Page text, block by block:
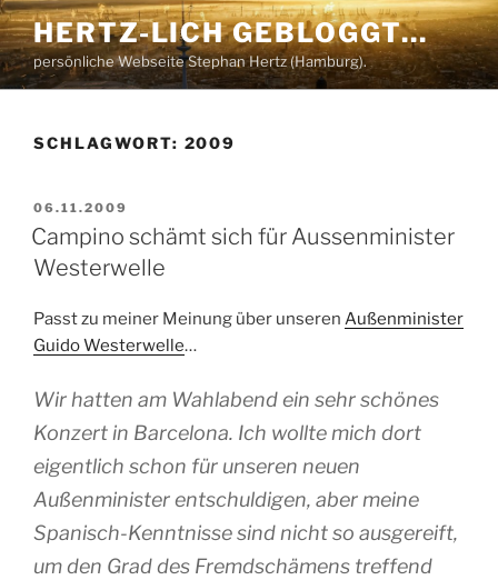
Zum
Inhalt
springen
HERTZ-LICH GEBLOGGT…
persönliche Webseite Stephan Hertz (Hamburg).
SCHLAGWORT: 2009
VERÖFFENTLICHT
AM
06.11.2009
Campino schämt sich für Aussenminister
Westerwelle
Passt zu meiner Meinung über unseren Außenminister
Guido Westerwelle…
Wir hatten am Wahlabend ein sehr schönes
Konzert in Barcelona. Ich wollte mich dort
eigentlich schon für unseren neuen
Außenminister entschuldigen, aber meine
Spanisch-Kenntnisse sind nicht so ausgereift,
um den Grad des Fremdschämens treffend